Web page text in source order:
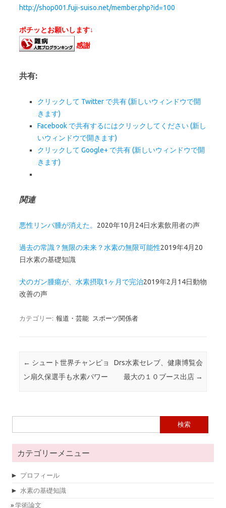
http://shop001.fuji-suiso.net/member.php?id=100
ポチッとお願いします↓
感謝
共有:
クリックして Twitter で共有 (新しいウィンドウで開
きます)
Facebook で共有するにはクリックしてください (新し
いウィンドウで開きます)
クリックして Google+ で共有 (新しいウィンドウで開
きます)
関連
悪性リンパ腫が消えた。 2020年10月24日水素飲用者の声
過去の常識？無限の未来？水素の無限可能性2019年4月20
日水素の基礎知識
犬のガン腫瘍が、水素摂取1ヶ月で完治2019年2月14日動物
改善の声
カテゴリー: 報道・芸能 スポーツ関係者
投稿ナビゲーション
← シュート世界チャンピョ
ン扇久保選手も水素パワー
Drs水素セレブ、健康博覧会
最大の１０ブース出店 →
カテゴリーメニュー
► プロフィール
► 水素の基礎知識
学術論文